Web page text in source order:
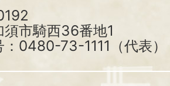
須市騎西36番地1
0480-73-1111（代表）